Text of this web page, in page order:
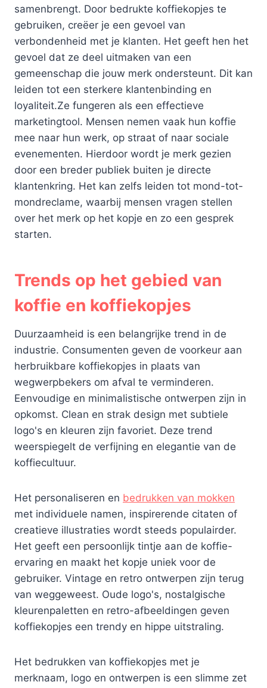
samenbrengt. Door bedrukte koffiekopjes te
gebruiken, creëer je een gevoel van
verbondenheid met je klanten. Het geeft hen het
gevoel dat ze deel uitmaken van een
gemeenschap die jouw merk ondersteunt. Dit kan
leiden tot een sterkere klantenbinding en
loyaliteit.Ze fungeren als een effectieve
marketingtool. Mensen nemen vaak hun koffie
mee naar hun werk, op straat of naar sociale
evenementen. Hierdoor wordt je merk gezien
door een breder publiek buiten je directe
klantenkring. Het kan zelfs leiden tot mond-tot-
mondreclame, waarbij mensen vragen stellen
over het merk op het kopje en zo een gesprek
starten.
Trends op het gebied van
koffie en koffiekopjes
Duurzaamheid is een belangrijke trend in de
industrie. Consumenten geven de voorkeur aan
herbruikbare koffiekopjes in plaats van
wegwerpbekers om afval te verminderen.
Eenvoudige en minimalistische ontwerpen zijn in
opkomst. Clean en strak design met subtiele
logo's en kleuren zijn favoriet. Deze trend
weerspiegelt de verfijning en elegantie van de
koffiecultuur.
Het personaliseren en bedrukken van mokken
met individuele namen, inspirerende citaten of
creatieve illustraties wordt steeds populairder.
Het geeft een persoonlijk tintje aan de koffie-
ervaring en maakt het kopje uniek voor de
gebruiker. Vintage en retro ontwerpen zijn terug
van weggeweest. Oude logo's, nostalgische
kleurenpaletten en retro-afbeeldingen geven
koffiekopjes een trendy en hippe uitstraling.
Het bedrukken van koffiekopjes met je
merknaam, logo en ontwerpen is een slimme zet